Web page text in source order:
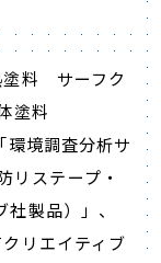
塗料 サーフク
塗料
環境調査分析サ
リステープ・
製品）」、
クリエイティブ